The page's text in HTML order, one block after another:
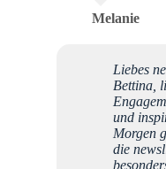
Melanie
Liebes
Bettina,
und
Morgen
die